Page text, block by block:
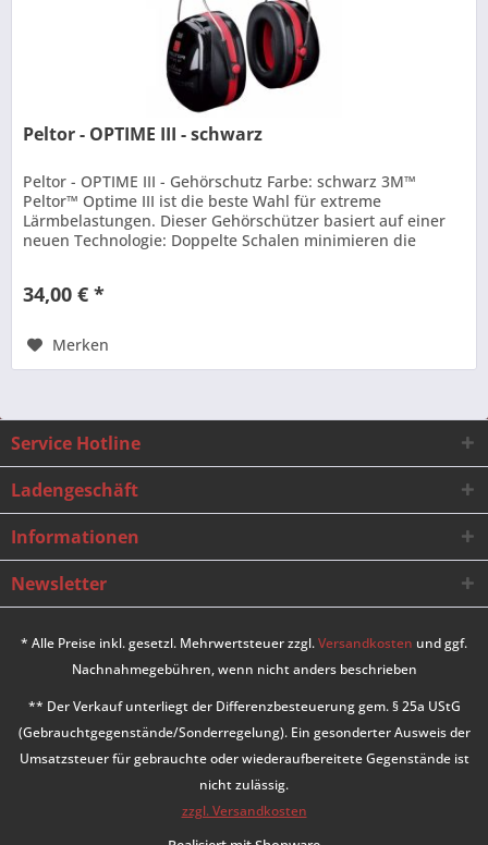
Peltor - OPTIME III - schwarz
Peltor - OPTIME III - Gehörschutz Farbe: schwarz 3M™
Peltor™ Optime III ist die beste Wahl für extreme
Lärmbelastungen. Dieser Gehörschützer basiert auf einer
neuen Technologie: Doppelte Schalen minimieren die
34,00 € *
Merken
Service Hotline
Ladengeschäft
Informationen
Newsletter
* Alle Preise inkl. gesetzl. Mehrwertsteuer zzgl.Versandkosten und ggf.
Nachnahmegebühren, wenn nicht anders beschrieben
** Der Verkauf unterliegt der Differenzbesteuerung gem. § 25a UStG
(Gebrauchtgegenstände/Sonderregelung). Ein gesonderter Ausweis der
Umsatzsteuer für gebrauchte oder wiederaufbereitete Gegenstände ist
nicht zulässig.
zzgl. Versandkosten